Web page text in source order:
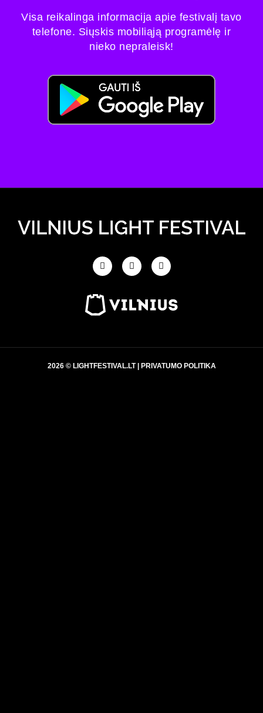
Visa reikalinga informacija apie festivalį tavo
telefone. Siųskis mobiliąją programėlę ir
nieko nepraleisk!
2026 © LIGHTFESTIVAL.LT | PRIVATUMO POLITIKA